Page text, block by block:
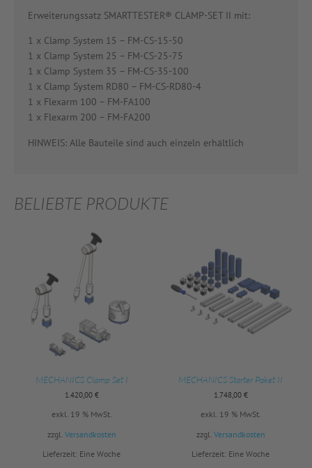
Erweiterungssatz SMARTTESTER® CLAMP-SET II mit:
1 x Clamp System 15 – FM-CS-15-50
1 x Clamp System 25 – FM-CS-25-75
1 x Clamp System 35 – FM-CS-35-100
1 x Clamp System RD80 – FM-CS-RD80-4
1 x Flexarm 100 – FM-FA100
1 x Flexarm 200 – FM-FA200
HINWEIS: Alle Bauteile sind auch einzeln erhältlich
BELIEBTE PRODUKTE
MECHANICS Clamp Set I
1.420,00 €
exkl. 19 % MwSt.
zzgl. Versandkosten
Lieferzeit: Eine Woche
MECHANICS Starter Paket II
1.748,00 €
exkl. 19 % MwSt.
zzgl. Versandkosten
Lieferzeit: Eine Woche